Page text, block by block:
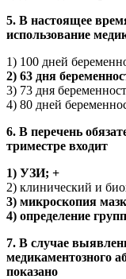
5. В настоящее
использование
1) 100 дней
2) 63 дня
3) 73 дня
4) 80 дней
6. В перечень
триместре входит
1) УЗИ; +
2) клинический и
3) микроскопия
4) определение
7. В случае
медикаментозного
показано